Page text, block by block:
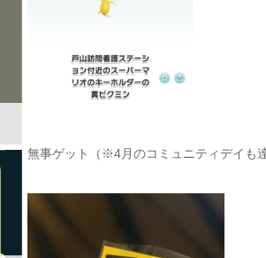
無事ゲット（※4月のコミュニティデイも